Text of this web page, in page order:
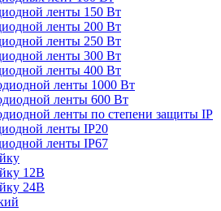
ленты 150 Вт
ленты 200 Вт
ленты 250 Вт
ленты 300 Вт
ленты 400 Вт
ленты 1000 Вт
ленты 600 Вт
ленты по степени защиты IP
ленты IP20
ленты IP67
12В
24В